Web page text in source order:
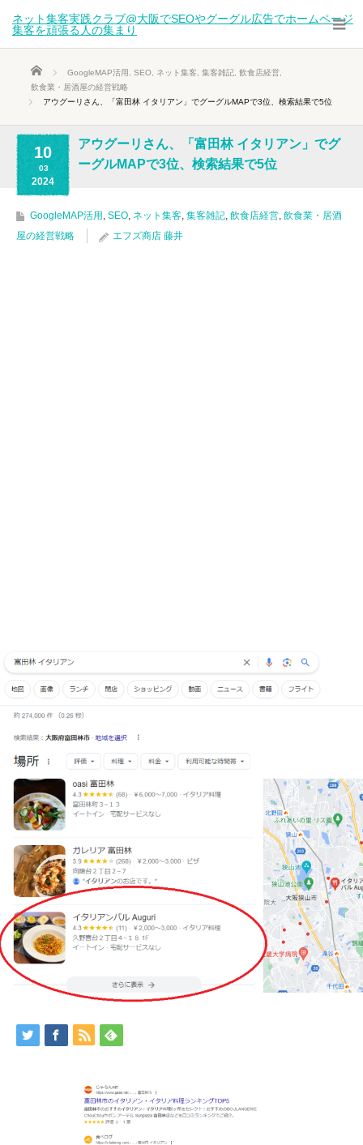
ネット集客実践クラブ@大阪でSEOやグーグル広告でホームページ
集客を頑張る人の集まり
ホーム GoogleMAP活用 SEO, ネット集客 集客雑記 飲食店経営,
飲食業・居酒屋の経営戦略
アウグーリさん、「富田林 イタリアン」でグーグルMAPで3位、検索結果で5位
10
03
2024
アウグーリさん、「富田林 イタリアン」でグ
ーグルMAPで3位、検索結果で5位
GoogleMAP活用 , SEO, ネット集客, 集客雑記, 飲食店経営, 飲食業・居酒
屋の経営戦略
エフズ商店 藤井